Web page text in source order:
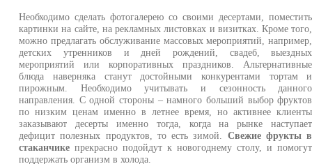
Необходимо сделать фотогалерею со своими десертами, поместить
картинки на сайте, на рекламных листовках и визитках. Кроме того,
можно предлагать обслуживание массовых мероприятий, например,
детских утренников и дней рождений, свадеб, выездных
мероприятий или корпоративных праздников. Альтернативные
блюда наверняка станут достойными конкурентами тортам и
пирожным. Необходимо учитывать и сезонность данного
направления. С одной стороны – намного больший выбор фруктов
по низким ценам именно в летнее время, но активнее клиенты
заказывают десерты именно тогда, когда на рынке наступает
дефицит полезных продуктов, то есть зимой. Свежие фрукты в
стаканчике прекрасно подойдут к новогоднему столу, и помогут
поддержать организм в холода.